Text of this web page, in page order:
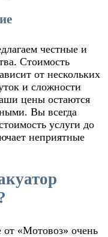
честные и
Стоимость
от нескольких
и сложности
цены остаются
Вы всегда
услуги до
неприятные
от «Мотовоз» очень